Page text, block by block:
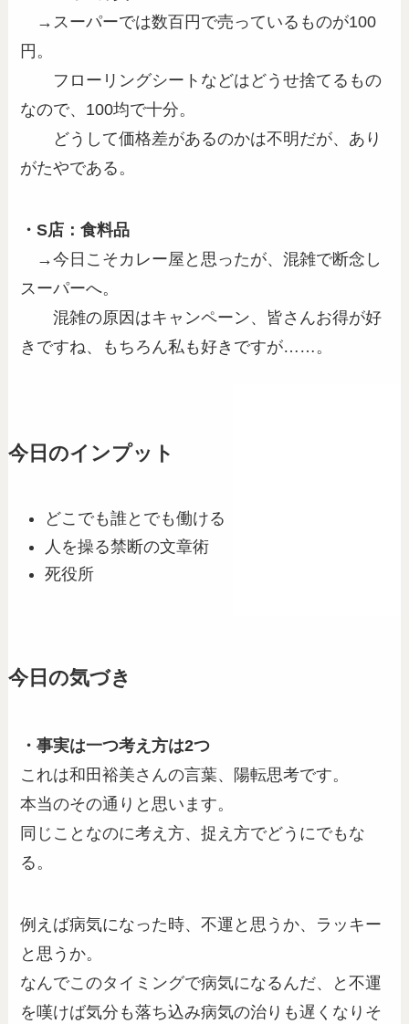
→スーパーでは数百円で売っているものが100
円。
フローリングシートなどはどうせ捨てるもの
なので、100均で十分。
どうして価格差があるのかは不明だが、あり
がたやである。
・S店：食料品
→今日こそカレー屋と思ったが、混雑で断念し
スーパーへ。
混雑の原因はキャンペーン、皆さんお得が好
きですね、もちろん私も好きですが……。
今日のインプット
どこでも誰とでも働ける
人を操る禁断の文章術
死役所
今日の気づき
・事実は一つ考え方は2つ
これは和田裕美さんの言葉、陽転思考です。
本当のその通りと思います。
同じことなのに考え方、捉え方でどうにでもな
る。
例えば病気になった時、不運と思うか、ラッキー
と思うか。
なんでこのタイミングで病気になるんだ、と不運
を嘆けば気分も落ち込み病気の治りも遅くなりそ